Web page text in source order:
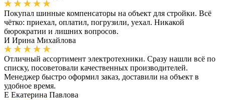
Покупал шинные компенсаторы на объект для стройки. Всё
чётко: приехал, оплатил, погрузили, уехал. Никакой
бюрократии и лишних вопросов.
И Ирина Михайлова
Отличный ассортимент электротехники. Сразу нашли всё по
списку, посоветовали качественных производителей.
Менеджер быстро оформил заказ, доставили на объект в
удобное время.
Е Екатерина Павлова